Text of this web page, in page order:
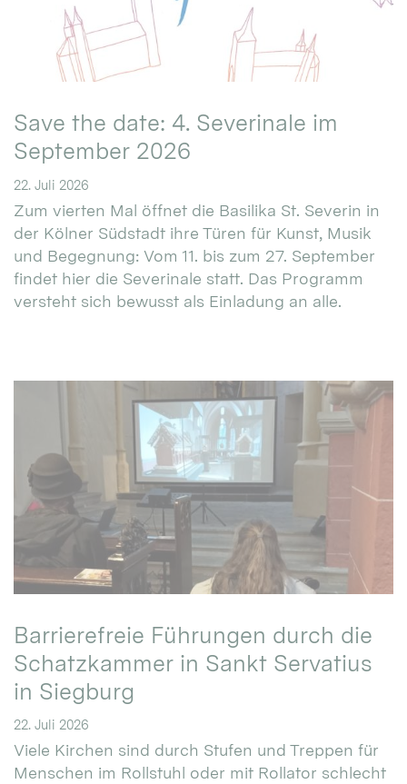
Save the date: 4. Severinale im
September 2026
22. Juli 2026
Zum vierten Mal öffnet die Basilika St. Severin in
der Kölner Südstadt ihre Türen für Kunst, Musik
und Begegnung: Vom 11. bis zum 27. September
findet hier die Severinale statt. Das Programm
versteht sich bewusst als Einladung an alle.
Barrierefreie Führungen durch die
Schatzkammer in Sankt Servatius
in Siegburg
22. Juli 2026
Viele Kirchen sind durch Stufen und Treppen für
Menschen im Rollstuhl oder mit Rollator schlecht